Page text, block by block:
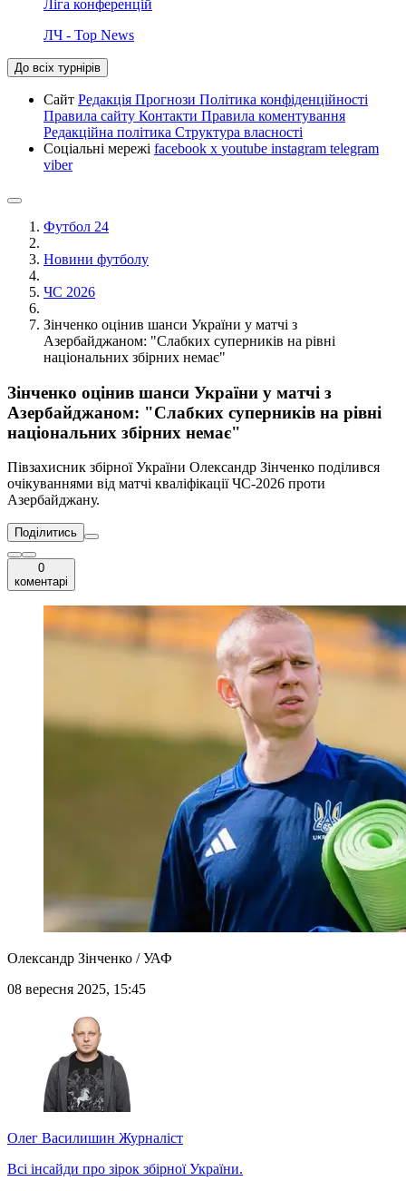
Ліга конференцій
ЛЧ - Top News
До всіх турнірів
Сайт Редакція Прогнози Політика конфіденційності
Правила сайту Контакти Правила коментування
Редакційна політика Структура власності
Соціальні мережі facebook x youtube instagram telegram
viber
Футбол 24
Новини футболу
ЧС 2026
Зінченко оцінив шанси України у матчі з
Азербайджаном: "Слабких суперників на рівні
національних збірних немає"
Зінченко оцінив шанси України у матчі з
Азербайджаном: "Слабких суперників на рівні
національних збірних немає"
Півзахисник збірної України Олександр Зінченко поділився
очікуваннями від матчі кваліфікації ЧС-2026 проти
Азербайджану.
Поділитись
0
коментарі
Олександр Зінченко / УАФ
08 вересня 2025, 15:45
Олег Василишин Журналіст
Всі інсайди про зірок збірної України.